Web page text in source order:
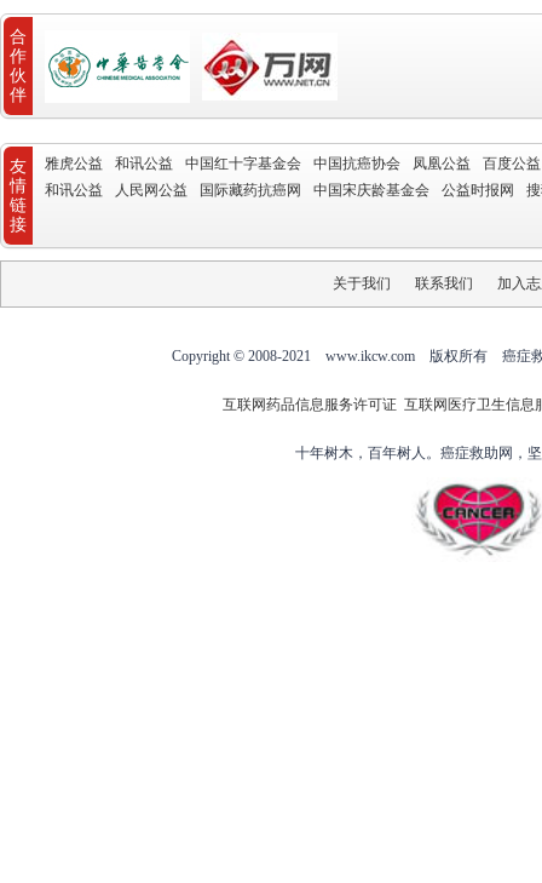
合
作
伙
伴
友
情
链
接
雅虎公益 和讯公益 中国红十字基金会 中国抗癌协会 凤凰公益
百度公益
和讯公益
人民网公益 国际藏药抗癌网 中国宋庆龄基金会 公益时报网
关于我们 联系我们 加入
Copyright © 2008-2021 www.ikcw.com 版权所有 癌症
互联网药品信息服务许可证 互联网医疗卫生信息
十年树木，百年树人。癌症救助网，